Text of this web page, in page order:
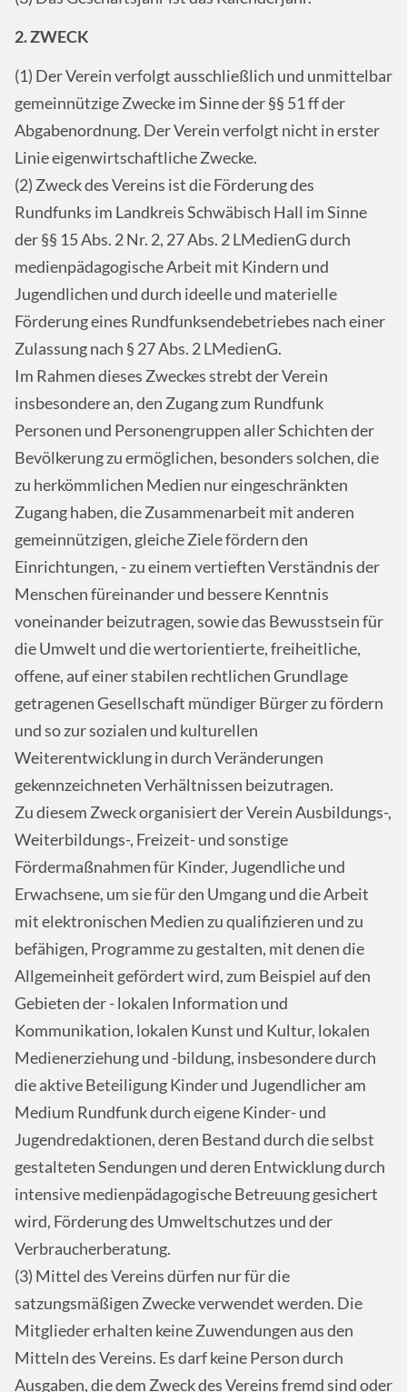
2. ZWECK
(1) Der Verein verfolgt ausschließlich und unmittelbar
gemeinnützige Zwecke im Sinne der §§ 51 ff der
Abgabenordnung. Der Verein verfolgt nicht in erster
Linie eigenwirtschaftliche Zwecke.
(2) Zweck des Vereins ist die Förderung des
Rundfunks im Landkreis Schwäbisch Hall im Sinne
der §§ 15 Abs. 2 Nr. 2, 27 Abs. 2 LMedienG durch
medienpädagogische Arbeit mit Kindern und
Jugendlichen und durch ideelle und materielle
Förderung eines Rundfunksendebetriebes nach einer
Zulassung nach § 27 Abs. 2 LMedienG.
Im Rahmen dieses Zweckes strebt der Verein
insbesondere an, den Zugang zum Rundfunk
Personen und Personengruppen aller Schichten der
Bevölkerung zu ermöglichen, besonders solchen, die
zu herkömmlichen Medien nur eingeschränkten
Zugang haben, die Zusammenarbeit mit anderen
gemeinnützigen, gleiche Ziele fördern den
Einrichtungen, - zu einem vertieften Verständnis der
Menschen füreinander und bessere Kenntnis
voneinander beizutragen, sowie das Bewusstsein für
die Umwelt und die wertorientierte, freiheitliche,
offene, auf einer stabilen rechtlichen Grundlage
getragenen Gesellschaft mündiger Bürger zu fördern
und so zur sozialen und kulturellen
Weiterentwicklung in durch Veränderungen
gekennzeichneten Verhältnissen beizutragen.
Zu diesem Zweck organisiert der Verein Ausbildungs-,
Weiterbildungs-, Freizeit- und sonstige
Fördermaßnahmen für Kinder, Jugendliche und
Erwachsene, um sie für den Umgang und die Arbeit
mit elektronischen Medien zu qualifizieren und zu
befähigen, Programme zu gestalten, mit denen die
Allgemeinheit gefördert wird, zum Beispiel auf den
Gebieten der - lokalen Information und
Kommunikation, lokalen Kunst und Kultur, lokalen
Medienerziehung und -bildung, insbesondere durch
die aktive Beteiligung Kinder und Jugendlicher am
Medium Rundfunk durch eigene Kinder- und
Jugendredaktionen, deren Bestand durch die selbst
gestalteten Sendungen und deren Entwicklung durch
intensive medienpädagogische Betreuung gesichert
wird, Förderung des Umweltschutzes und der
Verbraucherberatung.
(3) Mittel des Vereins dürfen nur für die
satzungsmäßigen Zwecke verwendet werden. Die
Mitglieder erhalten keine Zuwendungen aus den
Mitteln des Vereins. Es darf keine Person durch
Ausgaben, die dem Zweck des Vereins fremd sind oder